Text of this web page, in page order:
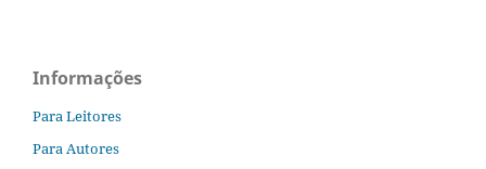
Informações
Para Leitores
Para Autores